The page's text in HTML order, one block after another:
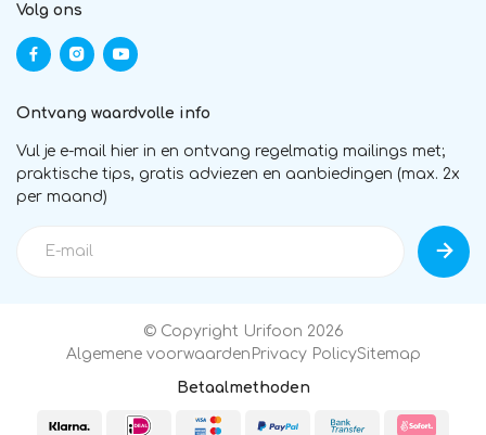
Volg ons
Ontvang waardvolle info
Vul je e-mail hier in en ontvang regelmatig mailings met;
praktische tips, gratis adviezen en aanbiedingen (max. 2x
per maand)
© Copyright Urifoon 2026
Algemene voorwaarden Privacy PolicySitemap
Betaalmethoden